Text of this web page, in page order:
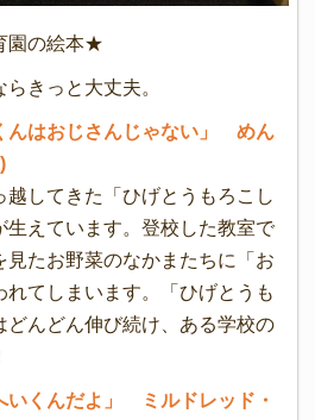
園の絵本★
きっと大丈夫。
んはおじさんじゃない」 めん
してきた「ひげとうもろこし
生えています。登校した教室で
見たお野菜のなかまたちに「お
れてしまいます。「ひげとうも
どんどん伸び続け、ある学校の
いくんだよ」 ミルドレッド・